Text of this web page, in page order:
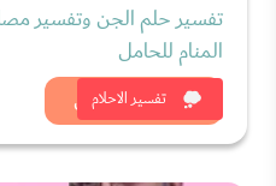
تفسير الاحلام
تفسير حلم الجن وتفسير
المنام للحامل
شاهد الان